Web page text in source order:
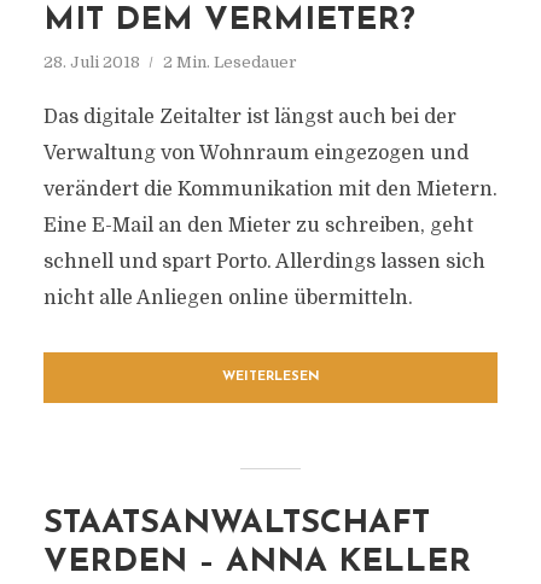
MIT DEM VERMIETER?
28. Juli 2018 2 Min. Lesedauer
Das digitale Zeitalter ist längst auch bei der
Verwaltung von Wohnraum eingezogen und
verändert die Kommunikation mit den Mietern.
Eine E-Mail an den Mieter zu schreiben, geht
schnell und spart Porto. Allerdings lassen sich
nicht alle Anliegen online übermitteln.
WEITERLESEN
STAATSANWALTSCHAFT
VERDEN – ANNA KELLER